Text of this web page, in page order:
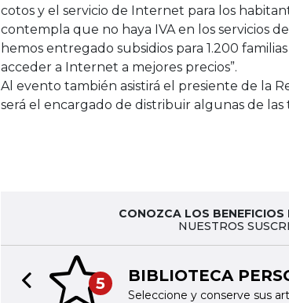
cotos y el servicio de Internet para los
contempla que no haya IVA en los servicios
hemos entregado subsidios para 1.200
acceder a Internet a mejores precios”.
Al evento también asistirá el presiente de la
será el encargado de distribuir algunas de las
CONOZCA LOS BENEFICIOS
NUESTROS
5 BIBLIOTECA
Seleccione y conserve sus
Previous slide